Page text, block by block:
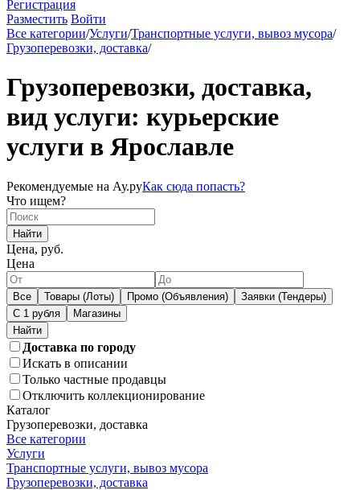
Регистрация
Разместить Войти
Все категории/Услуги/Транспортные услуги, вывоз мусора/
Грузоперевозки, доставка/
Грузоперевозки, доставка,
вид услуги: курьерские
услуги в Ярославле
Рекомендуемые на Ау.руКак сюда попасть?
Что ищем?
Найти
Цена, руб.
Цена
Все Товары (Лоты) Промо (Объявления)
Заявки (Тендеры)
С 1 рубля
Магазины
Доставка по городу
Искать в описании
Только частные продавцы
Отключить коллекционирование
Каталог
Грузоперевозки, доставка
Все категории
Услуги
Транспортные услуги, вывоз мусора
Грузоперевозки, доставка